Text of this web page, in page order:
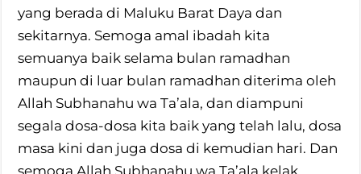
yang berada di Maluku Barat Daya dan
sekitarnya. Semoga amal ibadah kita
semuanya baik selama bulan ramadhan
maupun di luar bulan ramadhan diterima oleh
Allah Subhanahu wa Ta’ala, dan diampuni
segala dosa-dosa kita baik yang telah lalu, dosa
masa kini dan juga dosa di kemudian hari. Dan